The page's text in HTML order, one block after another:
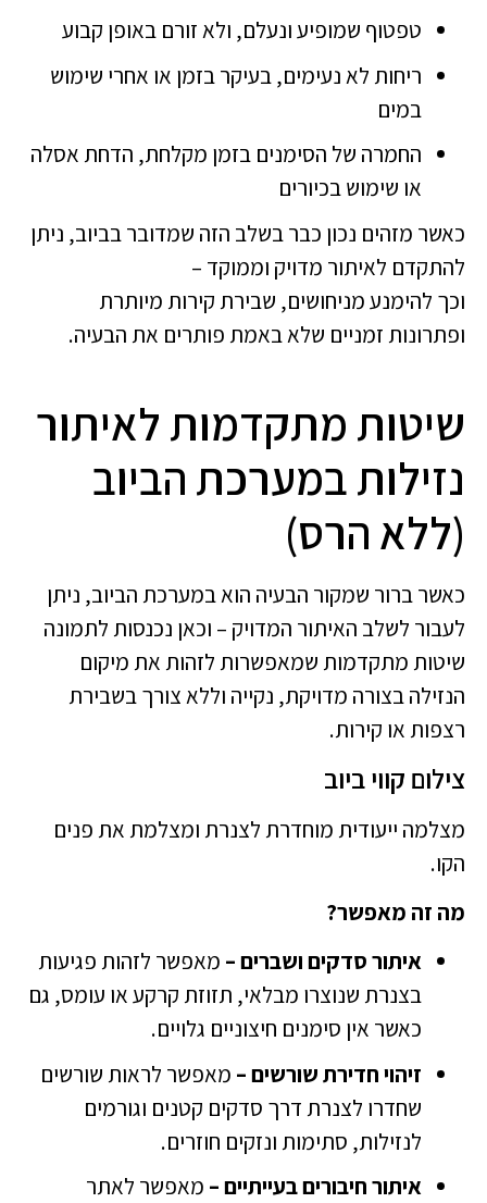
טפטוף שמופיע ונעלם, ולא זורם באופן קבוע
ריחות לא נעימים, בעיקר בזמן או אחרי שימוש
במים
החמרה של הסימנים בזמן מקלחת, הדחת אסלה
או שימוש בכיורים
כאשר מזהים נכון כבר בשלב הזה שמדובר בביוב, ניתן
להתקדם לאיתור מדויק וממוקד –
וכך להימנע מניחושים, שבירת קירות מיותרת
ופתרונות זמניים שלא באמת פותרים את הבעיה.
שיטות מתקדמות לאיתור
נזילות במערכת הביוב
(ללא הרס)
כאשר ברור שמקור הבעיה הוא במערכת הביוב, ניתן
לעבור לשלב האיתור המדויק – וכאן נכנסות לתמונה
שיטות מתקדמות שמאפשרות לזהות את מיקום
הנזילה בצורה מדויקת, נקייה וללא צורך בשבירת
רצפות או קירות.
צילום קווי ביוב
מצלמה ייעודית מוחדרת לצנרת ומצלמת את פנים
הקו.
מה זה מאפשר?
איתור סדקים ושברים – מאפשר לזהות פגיעות
בצנרת שנוצרו מבלאי, תזוזת קרקע או עומס, גם
כאשר אין סימנים חיצוניים גלויים.
זיהוי חדירת שורשים – מאפשר לראות שורשים
שחדרו לצנרת דרך סדקים קטנים וגורמים
לנזילות, סתימות ונזקים חוזרים.
איתור חיבורים בעייתיים – מאפשר לאתר